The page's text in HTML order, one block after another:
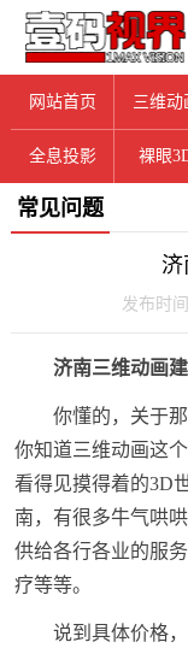
网站首页 三维动
全息投影 裸眼
常见问题
发布时
济南三维动画
你懂的，关于
你知道三维动画这
看得见摸得着的3D
南，有很多牛气哄
供给各行各业的服
疗等等。
说到具体价格